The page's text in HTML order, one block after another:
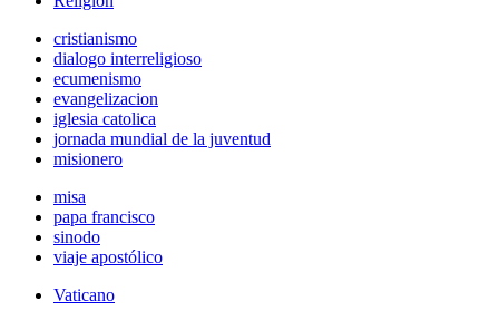
cristianismo
dialogo interreligioso
ecumenismo
evangelizacion
iglesia catolica
jornada mundial de la juventud
misionero
misa
papa francisco
sinodo
viaje apostólico
Vaticano